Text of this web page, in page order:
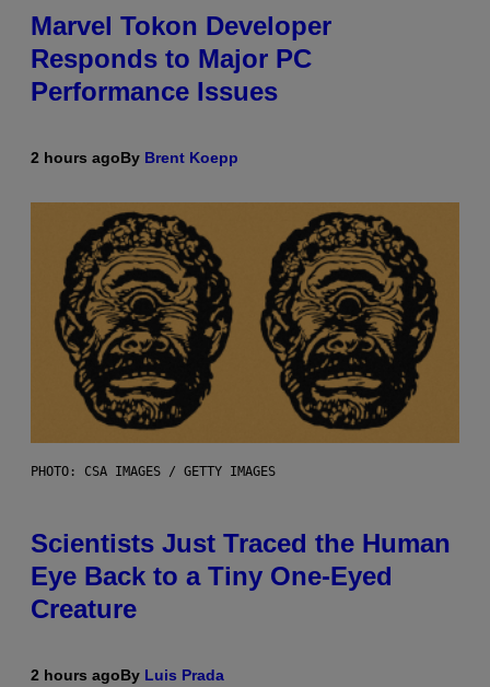
Marvel Tokon Developer
Responds to Major PC
Performance Issues
2 hours agoBy Brent Koepp
PHOTO: CSA IMAGES / GETTY IMAGES
Scientists Just Traced the Human
Eye Back to a Tiny One-Eyed
Creature
2 hours agoBy Luis Prada